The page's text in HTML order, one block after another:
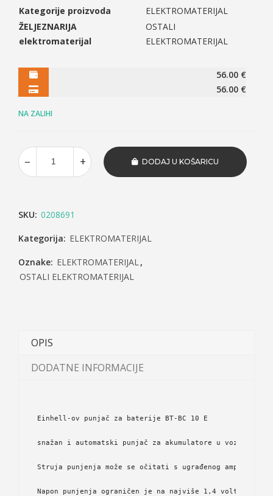
Kategorije proizvoda
ELEKTROMATERIJAL
ŽELJEZNARIJA
elektromaterijal
OSTALI
ELEKTROMATERIJAL
56.00 €
56.00 €
NA ZALIHI
DODAJ U KOŠARICU
SKU: 0208691
Kategorija: ELEKTROMATERIJAL
Oznake: ELEKTROMATERIJAL,
OSTALI ELEKTROMATERIJAL
OPIS
DODATNE INFORMACIJE
Einhell-ov punjač za baterije BT-BC 10 E
snažan i automatski punjač za akumulatore u vozilu.
Struja punjenja može se očitati s ugrađenog
Napon punjenja ograničen je na najviše 1,4 volta s